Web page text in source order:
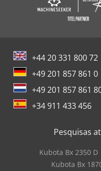
+44 20 331 800 72
+49 201 857 861 0
+49 201 857 861
+34 911 433 456
Pesquisas
Kubota Bx 2350 D
Kubota Bx